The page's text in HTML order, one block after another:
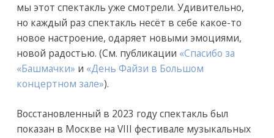
мы этот спектакль уже смотрели. Удивительно,
но каждый раз спектакль несёт в себе какое-то
новое настроение, одаряет новыми эмоциями,
новой радостью. (См. публикации «Спасибо за
«Башмачки» и «День Файзи в Большом
концертном зале»).
Восстановленный в 2023 году спектакль был
показан в Москве на VIII фестивале музыкальных